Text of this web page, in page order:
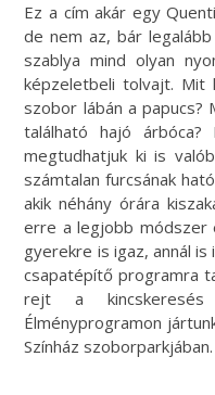
Ez a cím akár egy
de nem az, bár
szablya mind olyan
képzeletbeli tolvajt. Mit
szobor lábán a
található hajó
megtudhatjuk ki is
számtalan furcsának
akik néhány órára
erre a legjobb módszer
gyerekre is igaz, annál
csapatépítő programra
rejt a
Élményprogramon
Színház szoborparkjában.